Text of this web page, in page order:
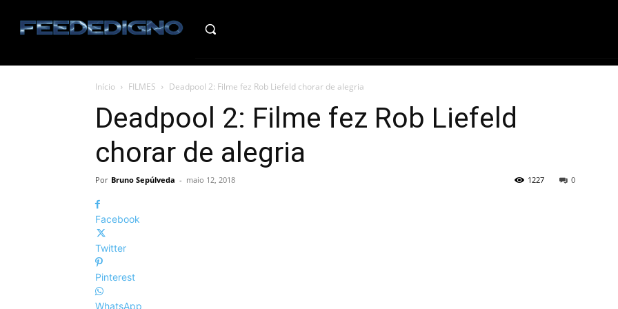
Início FILMES Deadpool 2: Filme fez Rob Liefeld chorar de alegria
Deadpool 2: Filme fez Rob Liefeld
chorar de alegria
Por Bruno Sepúlveda - maio 12, 2018 0
1227
Facebook
Twitter
Pinterest
WhatsApp